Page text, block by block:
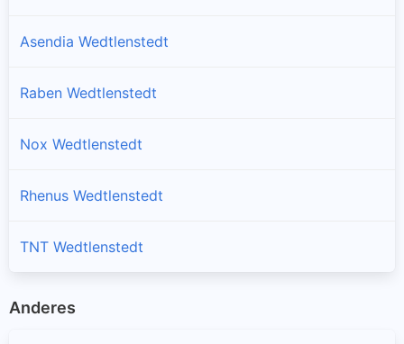
Asendia Wedtlenstedt
Raben Wedtlenstedt
Nox Wedtlenstedt
Rhenus Wedtlenstedt
TNT Wedtlenstedt
Anderes